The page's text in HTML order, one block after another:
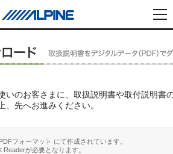
いのお客さまに、取扱説明書や取付説明書
先へお進みください。
フォーマット にて作成されています。
が必要となります。